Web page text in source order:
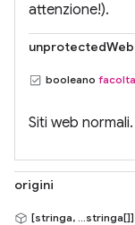
attenzione!).
unprotectedWeb
booleano
Siti web normali.
origini
[stringa, ...stringa[]]